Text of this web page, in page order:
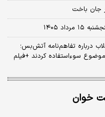
جان باخت
۱۴۰۵
درباره تفاهم‌نامه آتش‌بس؛
موضوع سوءاستفاده کردند +فیلم
خوان